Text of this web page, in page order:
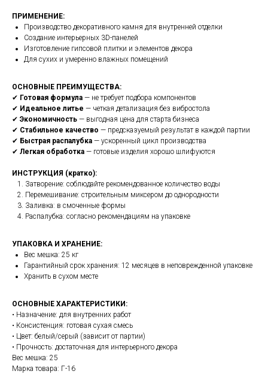
ПРИМЕНЕНИЕ:
Производство декоративного камня для внутренней отделки
Создание интерьерных 3D-панелей
Изготовление гипсовой плитки и элементов декора
Для сухих и умеренно влажных помещений
ОСНОВНЫЕ ПРЕИМУЩЕСТВА:
✔ Готовая формула — не требует подбора компонентов
✔ Идеальное литье — четкая детализация без вибростола
✔ Экономичность — выгодная цена для старта бизнеса
✔ Стабильное качество — предсказуемый результат в каждой партии
✔ Быстрая распалубка — ускоренный цикл производства
✔ Легкая обработка — готовые изделия хорошо шлифуются
ИНСТРУКЦИЯ (кратко):
Затворение: соблюдайте рекомендованное количество воды
Перемешивание: строительным миксером до однородности
Заливка: в смоченные формы
Распалубка: согласно рекомендациям на упаковке
УПАКОВКА И ХРАНЕНИЕ:
Вес мешка: 25 кг
Гарантийный срок хранения: 12 месяцев в неповрежденной упаковке
Хранить в сухом месте
ОСНОВНЫЕ ХАРАКТЕРИСТИКИ:
• Назначение: для внутренних работ
• Консистенция: готовая сухая смесь
• Цвет: белый/серый (зависит от партии)
• Прочность: достаточная для интерьерного декора
Вес мешка: 25
Марка товара: Г-16